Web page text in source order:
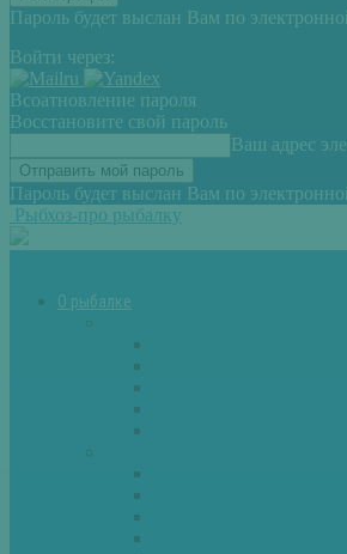
Пароль будет выслан Вам по
Войти через:
Всоатновление пароля
Восстановите свой пароль
Ваш адрес
Пароль будет выслан Вам по
Рыбхоз-про рыбалку
О рыбалке